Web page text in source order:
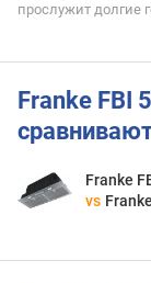
прослужит долгие
Franke FBI
Franke
vs